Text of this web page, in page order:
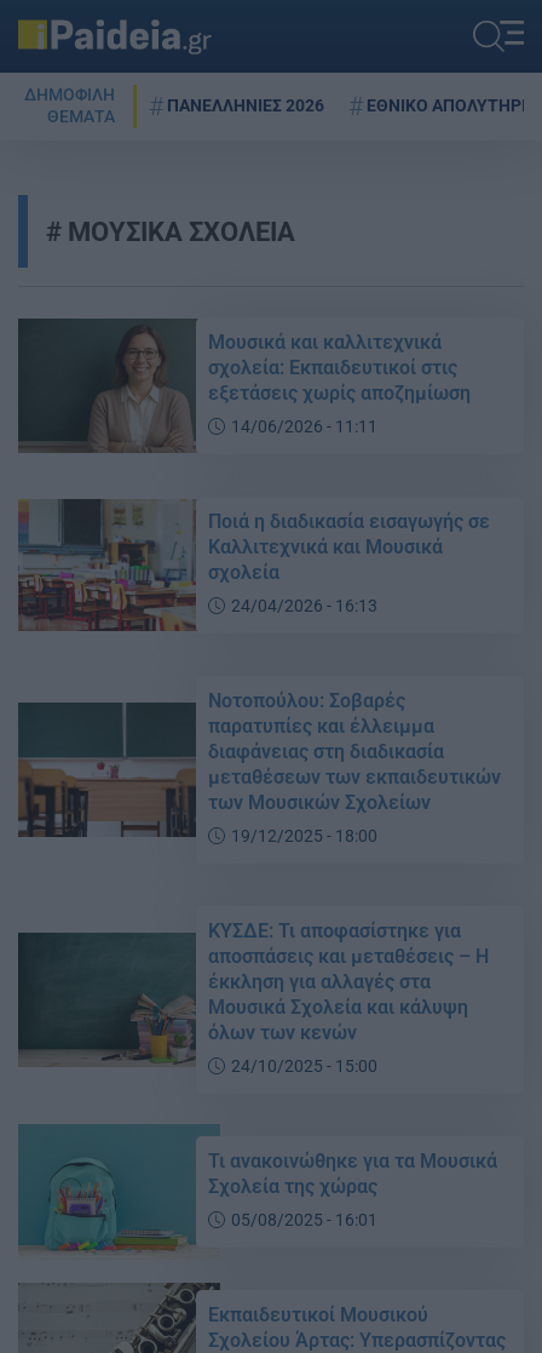
ΔΗΜΟΦΙΛΗ
ΘΕΜΑΤΑ
ΠΑΝΕΛΛΗΝΙΕΣ 2026 ΕΘΝΙΚΟ ΑΠΟΛΥΤΗΡΙΟ
ΜΟΥΣΙΚΑ ΣΧΟΛΕΙΑ
Μουσικά και καλλιτεχνικά
σχολεία: Εκπαιδευτικοί στις
εξετάσεις χωρίς αποζημίωση
14/06/2026 - 11:11
Ποιά η διαδικασία εισαγωγής σε
Καλλιτεχνικά και Μουσικά
σχολεία
24/04/2026 - 16:13
Νοτοπούλου: Σοβαρές
παρατυπίες και έλλειμμα
διαφάνειας στη διαδικασία
μεταθέσεων των εκπαιδευτικών
των Μουσικών Σχολείων
19/12/2025 - 18:00
ΚΥΣΔΕ: Τι αποφασίστηκε για
αποσπάσεις και μεταθέσεις – Η
έκκληση για αλλαγές στα
Μουσικά Σχολεία και κάλυψη
όλων των κενών
24/10/2025 - 15:00
Τι ανακοινώθηκε για τα Μουσικά
Σχολεία της χώρας
05/08/2025 - 16:01
Εκπαιδευτικοί Μουσικού
Σχολείου Άρτας: Υπερασπίζοντας